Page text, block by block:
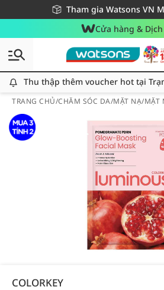
Tham gia Watsons VN
Miễn phí giao hàng cho đơn
Giao hàng nhanh 24h - Áp dụng
Cửa hàng &
Thu thập thêm voucher hot tại Trạm Voucher
Thu thập thêm voucher hot tại
TRANG CHỦ/CHĂM SÓC DA/MẶT NẠ/MẶT
COLORKEY